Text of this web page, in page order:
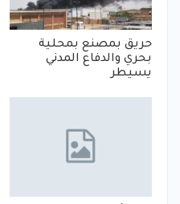
حريق بمصنع بمحلية
بحري والدفاع المدني
يسيطر